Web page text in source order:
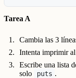
Tarea A
Cambia las 3
Intenta imprimir
Escribe una lista
solo
puts .